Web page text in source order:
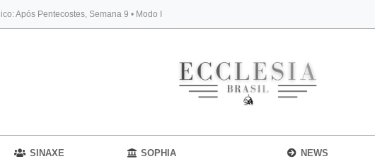
Após Pentecostes, Semana 9 • Modo I
BYBLOS
SINAXE
SOPHIA
NEWS